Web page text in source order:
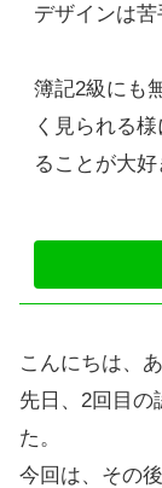
デザインは苦
簿記2級にも
く見られる
ることが大好
こんにちは、
先日、2回目の
た。
今回は、その